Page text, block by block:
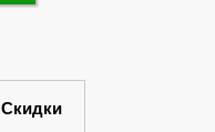
Скидки